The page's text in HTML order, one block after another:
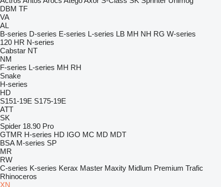
DBM TF
VA
AL
B-series D-series E-series L-series LB MH NH RG W-series
120 HR N-series
Cabstar NT
NM
F-series L-series MH RH
Snake
H-series
HD
S151-19E S175-19E
ATT
SK
Spider 18.90 Pro
GTMR H-series HD IGO MC MD MDT
BSA M-series SP
MR
RW
C-series K-series Kerax Master Maxity Midlum Premium Trafic
Rhinoceros
XN